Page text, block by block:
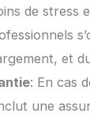
de stress
et
: En cas
une